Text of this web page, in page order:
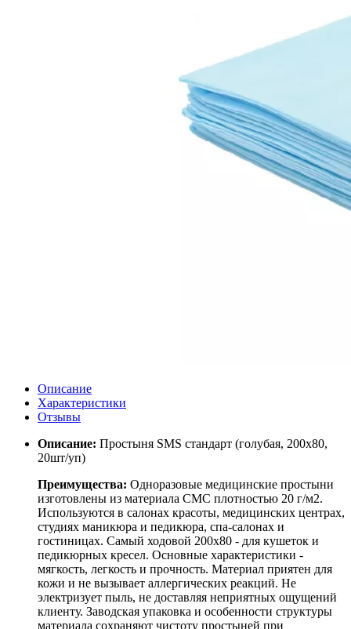
Описание
Характеристики
Отзывы
Описание: Простыня SMS стандарт (голубая, 200х80,
20шт/уп)
Преимущества: Одноразовые медицинские простыни
изготовлены из материала СМС плотностью 20 г/м2.
Используются в салонах красоты, медицинских центрах,
студиях маникюра и педикюра, спа-салонах и
гостиницах. Самый ходовой 200х80 - для кушеток и
педикюрных кресел. Основные характеристики -
мягкость, легкость и прочность. Материал приятен для
кожи и не вызывает аллергических реакций. Не
электризует пыль, не доставляя неприятных ощущений
клиенту. Заводская упаковка и особенности структуры
материала сохраняют чистоту простыней при